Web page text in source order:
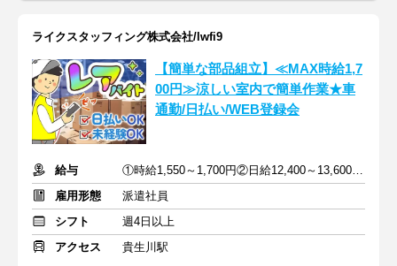
ライクスタッフィング株式会社/lwfi9
【簡単な部品組立】≪MAX時給1,7
00円≫涼しい室内で簡単作業★車
通勤/日払い/WEB登録会
給与
①時給1,550～1,700円②日給12,400～13,600円＋交通費規定支給
雇用形態
派遣社員
シフト
週4日以上
アクセス
貴生川駅